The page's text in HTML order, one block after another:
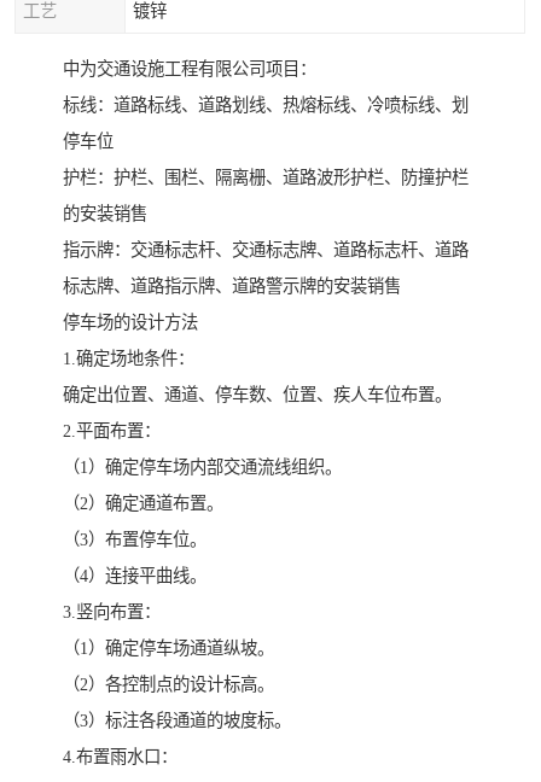
工艺 镀锌
中为交通设施工程有限公司项目：
标线：道路标线、道路划线、热熔标线、冷喷标线、划
停车位
护栏：护栏、围栏、隔离栅、道路波形护栏、防撞护栏
的安装销售
指示牌：交通标志杆、交通标志牌、道路标志杆、道路
标志牌、道路指示牌、道路警示牌的安装销售
停车场的设计方法
1.确定场地条件：
确定出位置、通道、停车数、位置、疾人车位布置。
2.平面布置：
（1）确定停车场内部交通流线组织。
（2）确定通道布置。
（3）布置停车位。
（4）连接平曲线。
3.竖向布置：
（1）确定停车场通道纵坡。
（2）各控制点的设计标高。
（3）标注各段通道的坡度标。
4.布置雨水口：